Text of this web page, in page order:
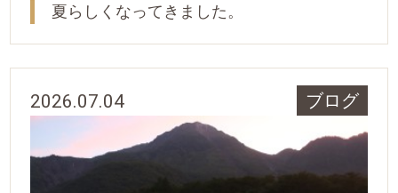
夏らしくなってきました。
2026.07.04 ブログ